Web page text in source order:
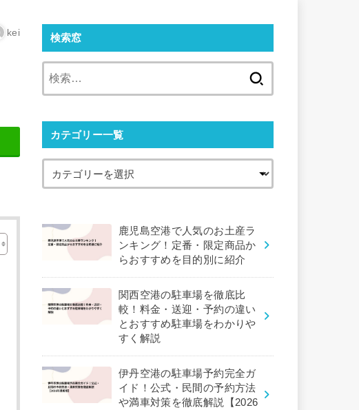
kei 検索窓
カテゴリー一覧
鹿児島空港で人気のお土産ラ
ンキング！定番・限定商品か
らおすすめを目的別に紹介
関西空港の駐車場を徹底比
較！料金・送迎・予約の違い
とおすすめ駐車場をわかりや
すく解説
伊丹空港の駐車場予約完全ガ
イド！公式・民間の予約方法
や満車対策を徹底解説【2026